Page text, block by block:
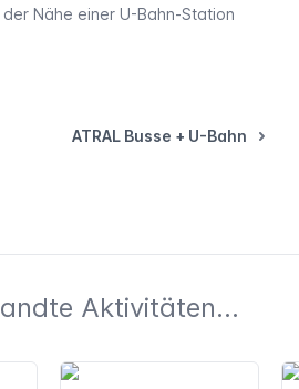
Nähe einer U-Bahn-Station
ATRAL Busse + U-Bahn
Aktivitäten...